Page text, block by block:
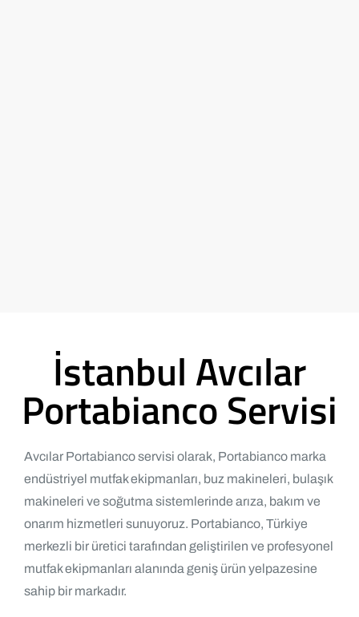
İstanbul Avcılar
Portabianco Servisi
Avcılar Portabianco servisi olarak, Portabianco marka
endüstriyel mutfak ekipmanları, buz makineleri, bulaşık
makineleri ve soğutma sistemlerinde arıza, bakım ve
onarım hizmetleri sunuyoruz. Portabianco, Türkiye
merkezli bir üretici tarafından geliştirilen ve profesyonel
mutfak ekipmanları alanında geniş ürün yelpazesine
sahip bir markadır.